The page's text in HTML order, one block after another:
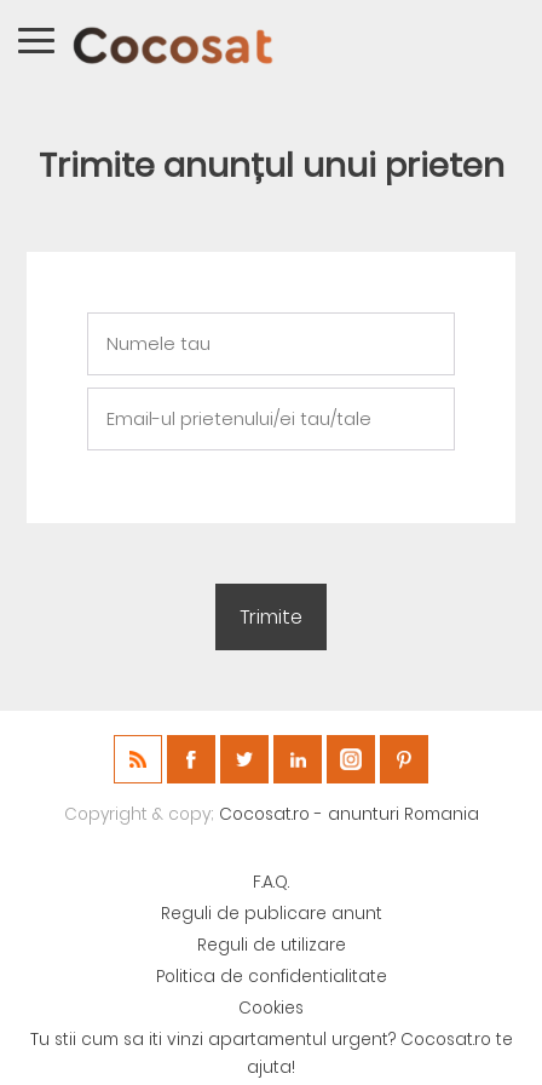
Trimite anunțul unui prieten
Copyright & copy; Cocosat.ro - anunturi Romania
F.A.Q.
Reguli de publicare anunt
Reguli de utilizare
Politica de confidentialitate
Cookies
Tu stii cum sa iti vinzi apartamentul urgent? Cocosat.ro te
ajuta!